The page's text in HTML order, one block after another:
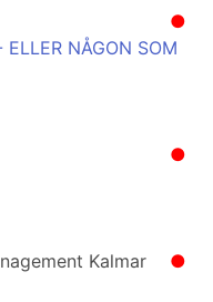
●
ELLER NÅGON SOM
●
●
Kalmar